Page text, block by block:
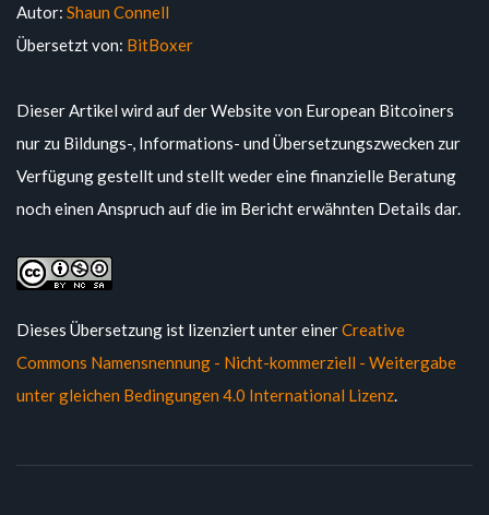
Autor: Shaun Connell
Übersetzt von: BitBoxer
Dieser Artikel wird auf der Website von European Bitcoiners
nur zu Bildungs-, Informations- und Übersetzungszwecken zur
Verfügung gestellt und stellt weder eine finanzielle Beratung
noch einen Anspruch auf die im Bericht erwähnten Details dar.
Dieses Übersetzung ist lizenziert unter einerCreative
Commons Namensnennung - Nicht-kommerziell - Weitergabe
unter gleichen Bedingungen 4.0 International Lizenz.